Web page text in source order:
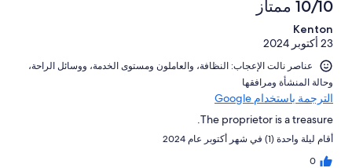
10/10 ممتاز
Kenton
23 أكتوبر 2024
عناصر نالت الإعجاب: ⁦النظافة⁩، و⁦العاملون ومستوى الخدمة⁩، و⁦وسائل الراحة⁩،
و⁦حالة المنشأة ومرافقها⁩
الترجمة باستخدام Google
The proprietor is a treasure.
أقام ليلة واحدة (1) في شهر أكتوبر عام 2024
0